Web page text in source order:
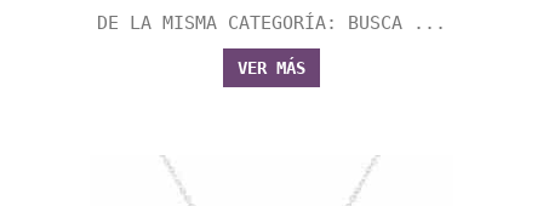
DE LA MISMA CATEGORÍA: BUSCA ...
VER MÁS